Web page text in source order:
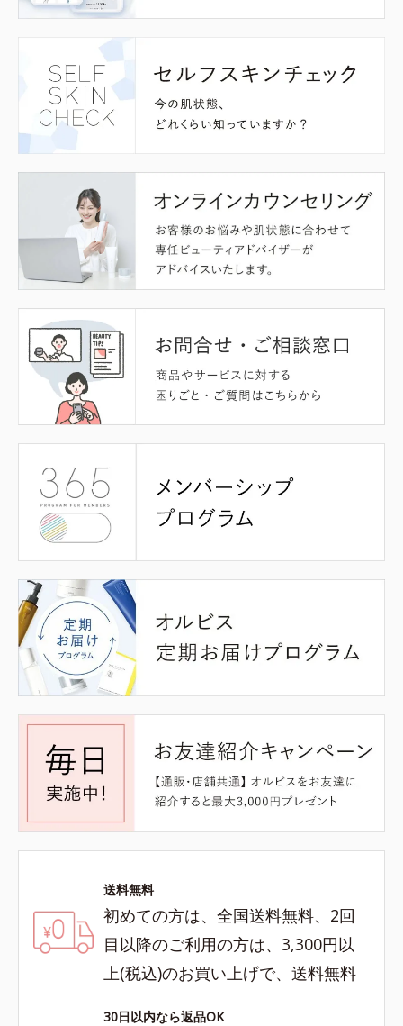
送料無料
初めての方は、全国送料無料、2回
目以降のご利用の方は、3,300円以
上(税込)のお買い上げで、送料無料
30日以内なら返品OK